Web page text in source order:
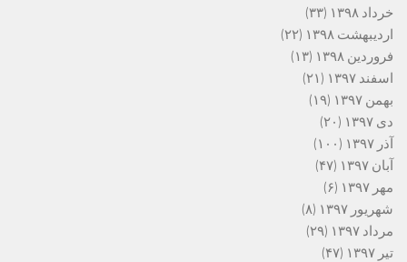
خرداد ۱۳۹۸
(۳۳)
اردیبهشت ۱۳۹۸
(۲۲)
فروردین ۱۳۹۸
(۱۳)
اسفند ۱۳۹۷
(۲۱)
بهمن ۱۳۹۷
(۱۹)
دی ۱۳۹۷
(۲۰)
آذر ۱۳۹۷
(۱۰۰)
آبان ۱۳۹۷
(۴۷)
مهر ۱۳۹۷
(۶)
شهریور ۱۳۹۷
(۸)
مرداد ۱۳۹۷
(۲۹)
تیر ۱۳۹۷
(۴۷)